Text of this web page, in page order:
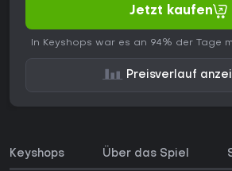
Jetzt kaufen
In Keyshops war es an 94% der Tage
Preisverlauf
Keyshops Über das Spiel